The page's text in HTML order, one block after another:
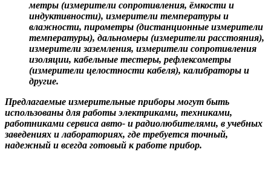
метры (измерители сопротивления, ёмкости и
индуктивности), измерители температуры и
влажности, пирометры (дистанционные измерители
температуры), дальномеры (измерители расстояния),
измерители заземления, измерители сопротивления
изоляции, кабельные тестеры, рефлексометры
(измерители целостности кабеля), калибраторы и
другие.
Предлагаемые измерительные приборымогут быть
использованы для работы электриками, техниками,
работниками сервиса авто- и радиолюбителями, в учебных
заведениях и лабораториях, где требуется точный,
надежный и всегда готовый к работе прибор.